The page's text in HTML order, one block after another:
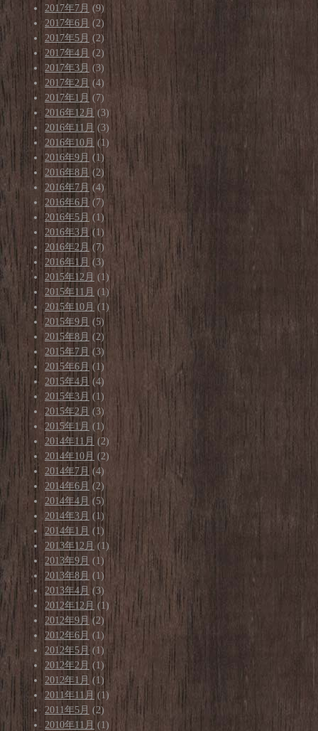
2017年7月 (9)
2017年6月 (2)
2017年5月 (2)
2017年4月 (2)
2017年3月 (3)
2017年2月 (4)
2017年1月 (7)
2016年12月 (3)
2016年11月 (3)
2016年10月 (1)
2016年9月 (1)
2016年8月 (2)
2016年7月 (4)
2016年6月 (7)
2016年5月 (1)
2016年3月 (1)
2016年2月(7)
2016年1月 (3)
2015年12月 (1)
2015年11月 (1)
2015年10月 (1)
2015年9月 (5)
2015年8月 (2)
2015年7月 (3)
2015年6月 (1)
2015年4月 (4)
2015年3月 (1)
2015年2月 (3)
2015年1月 (1)
2014年11月 (2)
2014年10月 (2)
2014年7月 (4)
2014年6月 (2)
2014年4月 (5)
2014年3月 (1)
2014年1月 (1)
2013年12月 (1)
2013年9月 (1)
2013年8月 (1)
2013年4月 (3)
2012年12月 (1)
2012年9月 (2)
2012年6月 (1)
2012年5月 (1)
2012年2月 (1)
2012年1月 (1)
2011年11月 (1)
2011年5月 (2)
2010年11月 (1)